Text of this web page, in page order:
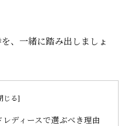
、一緒に踏み出しましょ
ディースで選ぶべき理由